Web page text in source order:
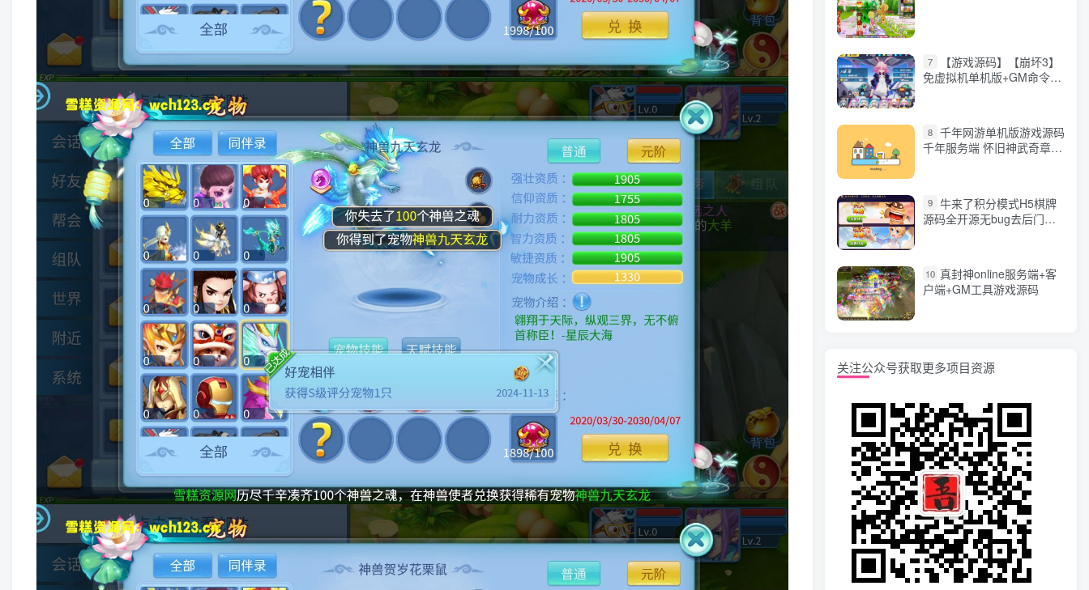
7
【游戏源码】【崩坏3】
免虚拟机单机版+GM命令
8 千年网游单机版游戏源码
千年服务端 怀旧神武奇章一
9 牛来了积分模式H5棋牌
源码全开源无bug去后门无
10 真封神online服务端+客
户端+GM工具游戏源码
关注公众号获取更多项目资源